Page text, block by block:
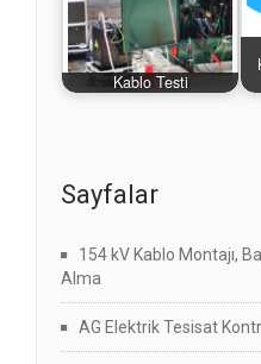
Kablo Testi
Sayfalar
154 kV Kablo Montajı,
Alma
AG Elektrik Tesisat